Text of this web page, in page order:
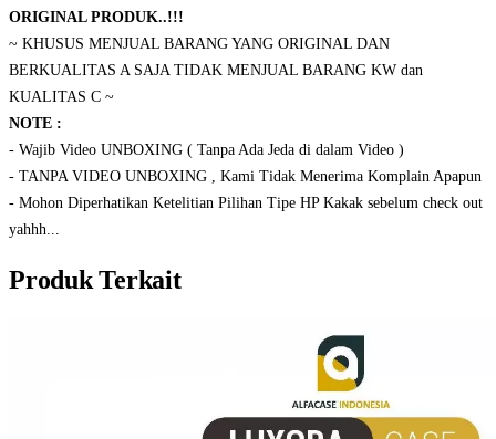
ORIGINAL PRODUK..!!!
~ KHUSUS MENJUAL BARANG YANG ORIGINAL DAN
BERKUALITAS A SAJA TIDAK MENJUAL BARANG KW dan
KUALITAS C ~
NOTE :
- Wajib Video UNBOXING ( Tanpa Ada Jeda di dalam Video )
- TANPA VIDEO UNBOXING , Kami Tidak Menerima Komplain Apapun
- Mohon Diperhatikan Ketelitian Pilihan Tipe HP Kakak sebelum check out
yahhh...
Produk Terkait